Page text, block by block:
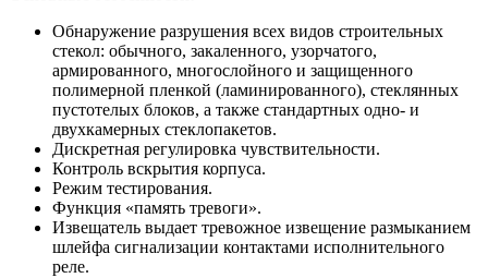
Обнаружение разрушения всех видов строительных
стекол: обычного, закаленного, узорчатого,
армированного, многослойного и защищенного
полимерной пленкой (ламинированного), стеклянных
пустотелых блоков, а также стандартных одно- и
двухкамерных стеклопакетов.
Дискретная регулировка чувствительности.
Контроль вскрытия корпуса.
Режим тестирования.
Функция «память тревоги».
Извещатель выдает тревожное извещение размыканием
шлейфа сигнализации контактами исполнительного
реле.